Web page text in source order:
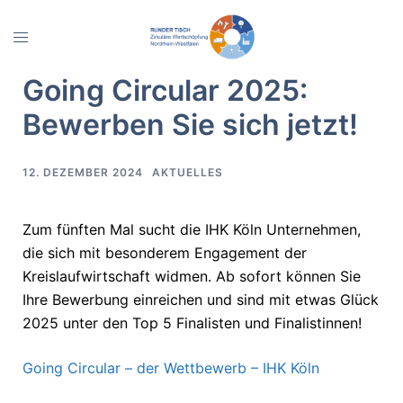
InhaltMenü
Going Circular 2025:
Bewerben Sie sich jetzt!
12. DEZEMBER 2024 AKTUELLES
Zum fünften Mal sucht die IHK Köln Unternehmen,
die sich mit besonderem Engagement der
Kreislaufwirtschaft widmen. Ab sofort können Sie
Ihre Bewerbung einreichen und sind mit etwas Glück
2025 unter den Top 5 Finalisten und Finalistinnen!
Going Circular – der Wettbewerb – IHK Köln